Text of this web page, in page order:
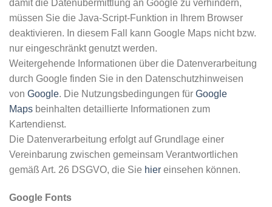
damit die Datenübermittlung an Google zu verhindern,
müssen Sie die Java-Script-Funktion in Ihrem Browser
deaktivieren. In diesem Fall kann Google Maps nicht bzw.
nur eingeschränkt genutzt werden.
Weitergehende Informationen über die Datenverarbeitung
durch Google finden Sie in den Datenschutzhinweisen
von Google. Die Nutzungsbedingungen für Google
Maps beinhalten detaillierte Informationen zum
Kartendienst.
Die Datenverarbeitung erfolgt auf Grundlage einer
Vereinbarung zwischen gemeinsam Verantwortlichen
gemäß Art. 26 DSGVO, die Sie hier einsehen können.
Google Fonts